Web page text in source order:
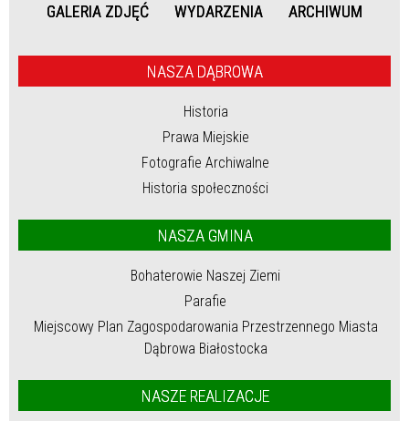
GALERIA ZDJĘĆ WYDARZENIA ARCHIWUM
NASZA DĄBROWA
Historia
Prawa Miejskie
Fotografie Archiwalne
Historia społeczności
NASZA GMINA
Bohaterowie Naszej Ziemi
Parafie
Miejscowy Plan Zagospodarowania Przestrzennego Miasta
Dąbrowa Białostocka
NASZE REALIZACJE